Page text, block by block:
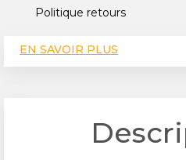
Politique retours
EN SAVOIR PLUS